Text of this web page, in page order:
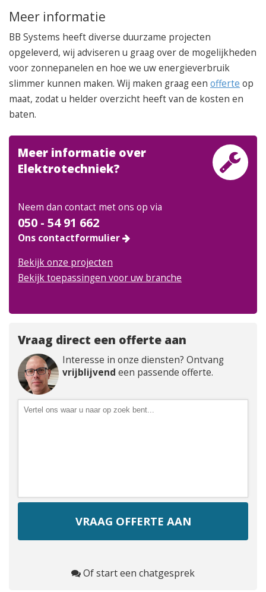
Meer informatie
BB Systems heeft diverse duurzame projecten
opgeleverd, wij adviseren u graag over de mogelijkheden
voor zonnepanelen en hoe we uw energieverbruik
slimmer kunnen maken. Wij maken graag een offerte op
maat, zodat u helder overzicht heeft van de kosten en
baten.
Meer informatie over
Elektrotechniek?
Neem dan contact met ons op via
050 - 54 91 662
Ons contactformulier
Bekijk onze projecten
Bekijk toepassingen voor uw branche
Vraag direct een offerte aan
Interesse in onze diensten? Ontvang
vrijblijvend een passende offerte.
Of start een chatgesprek